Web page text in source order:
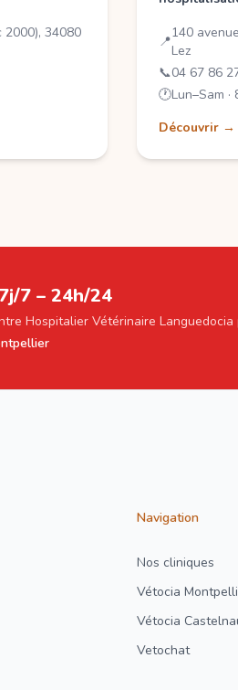
2000), 34080
📍
140
Lez
📞04 67 86
🕐Lun–Sam ·
Découvrir →
7 – 24h/24
Hospitalier Vétérinaire
Navigation
Nos cliniques
Vétocia
Vétocia
Vetochat